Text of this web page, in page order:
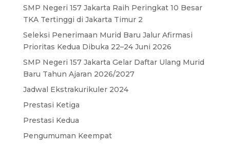
SMP Negeri 157 Jakarta Raih Peringkat 10 Besar
TKA Tertinggi di Jakarta Timur 2
Seleksi Penerimaan Murid Baru Jalur Afirmasi
Prioritas Kedua Dibuka 22–24 Juni 2026
SMP Negeri 157 Jakarta Gelar Daftar Ulang Murid
Baru Tahun Ajaran 2026/2027
Jadwal Ekstrakurikuler 2024
Prestasi Ketiga
Prestasi Kedua
Pengumuman Keempat